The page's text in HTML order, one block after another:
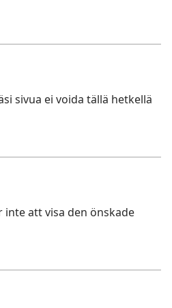
sivua ei voida tällä hetkellä
inte att visa den önskade